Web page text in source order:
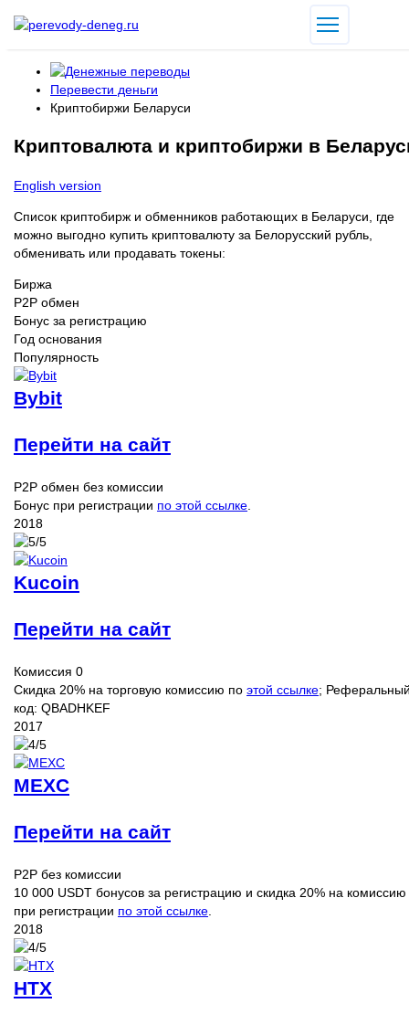
Перевести деньги
Криптобиржи Беларуси
Криптовалюта и криптобиржи в
English version
Список криптобирж и обменников работающих в Беларуси, где
можно выгодно купить криптовалюту за Белорусский рубль,
обменивать или продавать токены:
Биржа
P2P обмен
Бонус за регистрацию
Год основания
Популярность
Bybit
Перейти на сайт
P2P обмен без комиссии
Бонус при регистрации по этой ссылке
2018
Kucoin
Перейти на сайт
Комиссия 0
Скидка 20% на торговую комиссию по этой ссылке;
код: QBADHKEF
2017
MEXC
Перейти на сайт
P2P без комиссии
10 000 USDT бонусов за регистрацию и скидка 20% на комиссию
при регистрации по этой ссылке
2018
HTX